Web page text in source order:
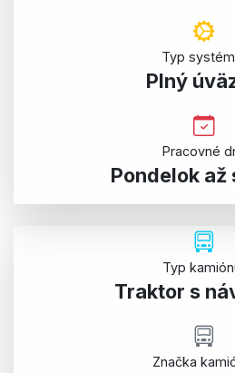
Typ
Plný
Pracovné
Pondelok až
Typ
Traktor s
Značka